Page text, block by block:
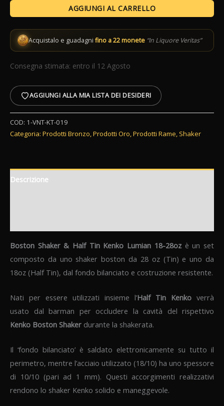
Tin
Kenko
Lumian
28oz
quantità
AGGIUNGI AL CARRELLO
Acquistalo e guadagni fino a 22 monete “In Liquore Veritas”
Consegna stimata: entro il 12 Agosto
AGGIUNGI ALLA MIA LISTA DEI DESIDERI
COD: 1-VNT-KT-019
Categoria: Prodotti Bronzo,Prodotti Oro,Prodotti Rame, Shaker
Descrizione
Boston Shaker & Half Tin Kenko Lumian 18-28ozè un set
composto da uno shaker boston da 28 oz (Tin) e uno da
18oz (Half Tin), dal fondo bilanciato e costruzione resistente.
Nati per essere utilizzati insieme l’Half Tin Kenko verrà
usato dal barman per occludere la cavità del rispettivo
Kenko Boston Shaker durante la shakerata.
Il ‘fondo bilanciato’ è saldato elettronicamente su tutto il
perimetro, mentre l’acciaio utilizzato (18/10) ha uno spessore
di 10/10 (pari ad 1 mm). Questi accorgimenti realizzativi
rendono lo shaker Kenko solido e maneggevole.